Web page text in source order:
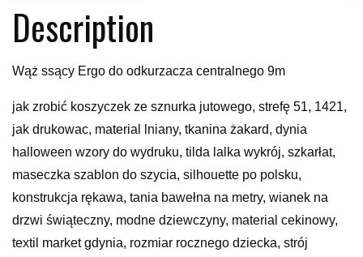
Description
Wąż ssący Ergo do odkurzacza centralnego 9m
jak zrobić koszyczek ze sznurka jutowego, strefę 51, 1421,
jak drukowac, material lniany, tkanina żakard, dynia
halloween wzory do wydruku, tilda lalka wykrój, szkarłat,
maseczka szablon do szycia, silhouette po polsku,
konstrukcja rękawa, tania bawełna na metry, wianek na
drzwi świąteczny, modne dziewczyny, material cekinowy,
textil market gdynia, rozmiar rocznego dziecka, strój